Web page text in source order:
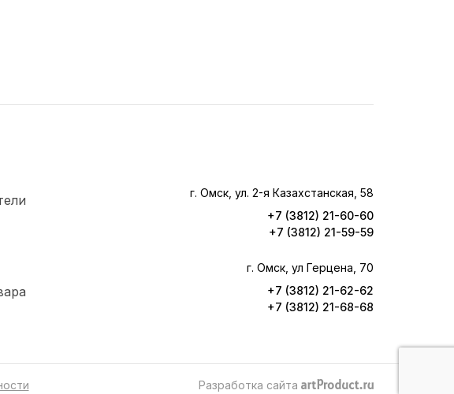
г. Омск, ул. 2-я Казахстанская, 58
+7 (3812) 21-60-60
+7 (3812) 21-59-59
г. Омск, ул Герцена, 70
+7 (3812) 21-62-62
+7 (3812) 21-68-68
Разработка сайта